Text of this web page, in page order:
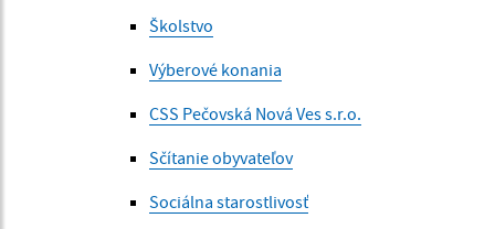
Školstvo
Výberové konania
CSS Pečovská Nová Ves s.r.o.
Sčítanie obyvateľov
Sociálna starostlivosť